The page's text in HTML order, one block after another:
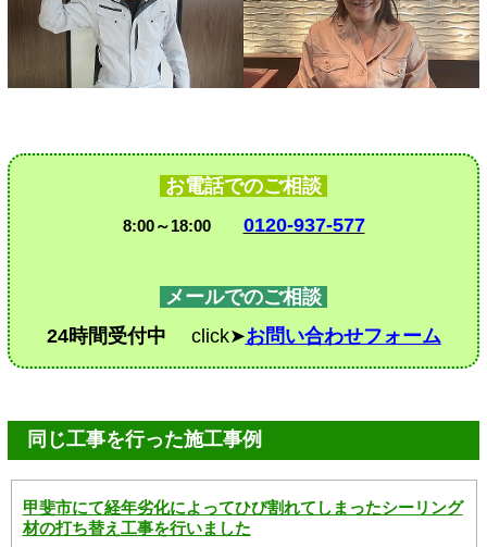
お電話でのご相談
8:00～18:00 0120-937-577
メールでのご相談
24時間受付中 click➤お問い合わせフォーム
同じ工事を行った施工事例
甲斐市にて経年劣化によってひび割れてしまったシーリング
材の打ち替え工事を行いました